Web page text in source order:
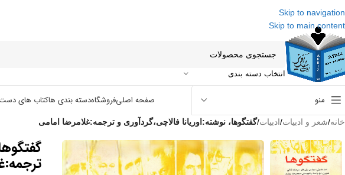
Skip to navigation
Skip to main content
انتخاب دسته بندی
منو صفحه اصلیفروشگاهدسته بندی هاکتاب های
خانه/شعر و ادبیات/ادبیات/گفتگوها، نوشته:اوریانا فالاچی،گردآوری و ترجمه:غلامرضا امامی